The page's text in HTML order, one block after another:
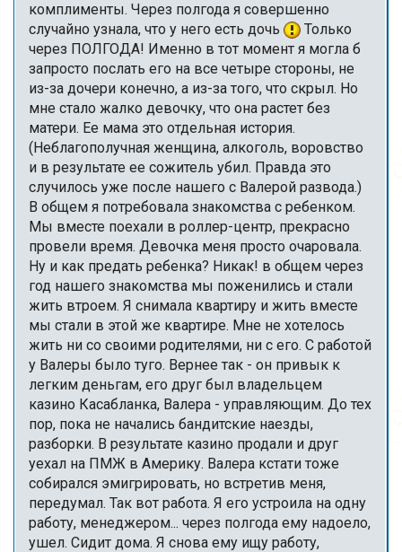
комплименты. Через полгода я совершенно
случайно узнала, что у него есть дочь
Только
через ПОЛГОДА! Именно в тот момент я могла б
запросто послать его на все четыре стороны, не
из-за дочери конечно, а из-за того, что скрыл. Но
мне стало жалко девочку, что она растет без
матери. Ее мама это отдельная история.
(Неблагополучная женщина, алкоголь, воровство
и в результате ее сожитель убил. Правда это
случилось уже после нашего с Валерой развода.)
В общем я потребовала знакомства с ребенком.
Мы вместе поехали в роллер-центр, прекрасно
провели время. Девочка меня просто очаровала.
Ну и как предать ребенка? Никак! в общем через
год нашего знакомства мы поженились и стали
жить втроем. Я снимала квартиру и жить вместе
мы стали в этой же квартире. Мне не хотелось
жить ни со своими родителями, ни с его. С работой
у Валеры было туго. Вернее так - он привык к
легким деньгам, его друг был владельцем
казино Касабланка, Валера - управляющим. До тех
пор, пока не начались бандитские наезды,
разборки. В результате казино продали и друг
уехал на ПМЖ в Америку. Валера кстати тоже
собирался эмигрировать, но встретив меня,
передумал. Так вот работа. Я его устроила на одну
работу, менеджером... через полгода ему надоело,
ушел. Сидит дома. Я снова ему ищу работу,